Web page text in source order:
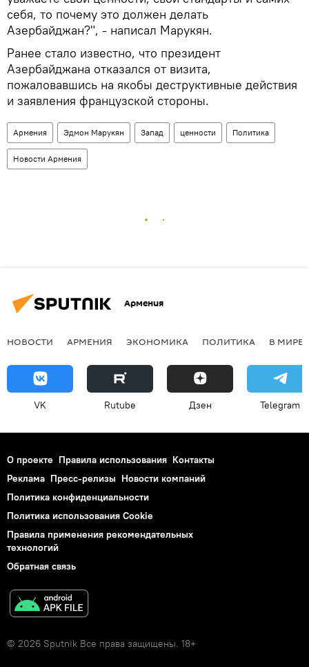
себя, то почему это должен делать
Азербайджан?", - написал Марукян.
Ранее стало известно, что президент
Азербайджана отказался от визита,
пожаловавшись на якобы деструктивные действия
и заявления французской стороны.
Армения Эдмон Марукян Запад ценности Политика
Новости Армения
Армения
НОВОСТИ АРМЕНИЯ ЭКОНОМИКА ПОЛИТИКА В МИРЕ
VK Rutube Дзен Telegram
О проекте Правила использования Контакты
Реклама Пресс-релизы Новости компаний
Политика конфиденциальности
Политика использования Cookie
Правила применения рекомендательных
технологий
Обратная связь
© 2026 Sputnik Все права защищены. 18+